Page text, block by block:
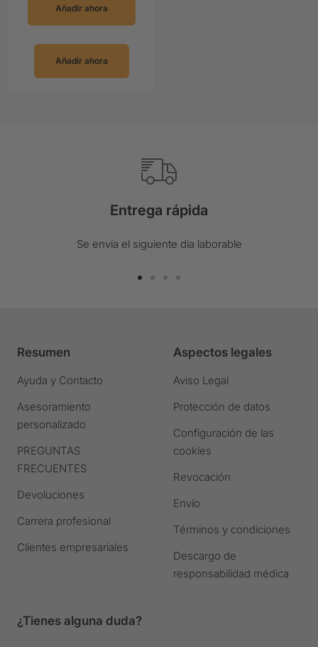
Añadir ahora
Añadir ahora
Entrega rápida
Se envía el siguiente día laborable
diapositiva
diapositiva
diapositiva
4
Ir
la
diapositiva
Resumen
Ayuda y Contacto
Asesoramiento
personalizado
PREGUNTAS
FRECUENTES
Devoluciones
Carrera profesional
Clientes empresariales
Aspectos legales
Aviso Legal
Protección de datos
Configuración de las
cookies
Revocación
Envío
Términos y condiciones
Descargo de
responsabilidad médica
¿Tienes alguna duda?